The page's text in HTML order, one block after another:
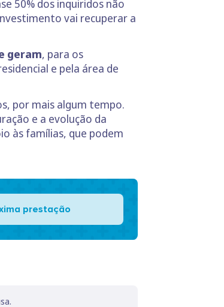
50% dos inquiridos não
vai recuperar a
geram, para os
e pela área de
por mais algum tempo.
e a evolução da
às famílias, que podem
prestação